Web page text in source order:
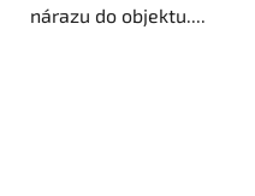
nárazu do objektu....